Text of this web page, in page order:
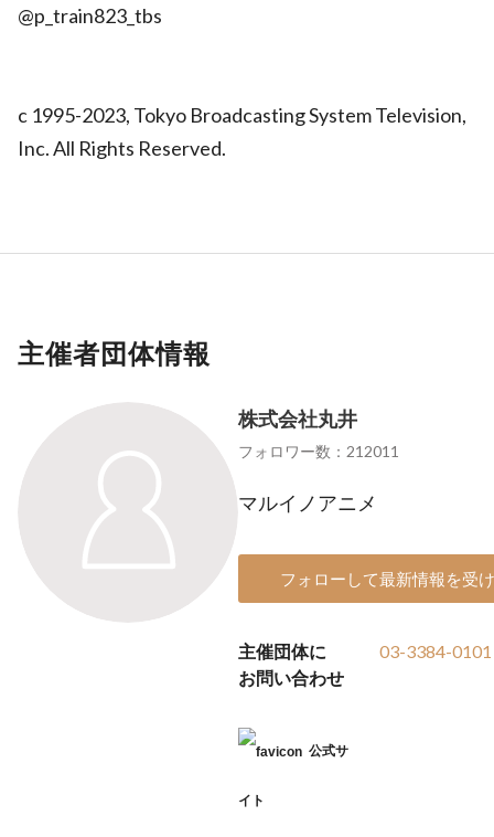
@p_train823_tbs
c 1995-2023, Tokyo Broadcasting System Television,
Inc. All Rights Reserved.
主催者団体情報
株式会社丸井
フォロワー数：212011
マルイノアニメ
フォローして最新情報を受
主催団体に
お問い合わせ
03-3384-0101
公式サ
イト